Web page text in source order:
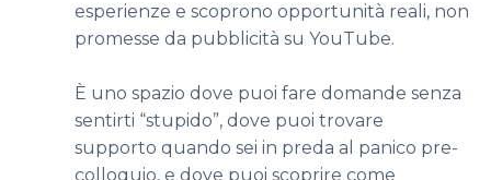
esperienze e scoprono opportunità reali, non
promesse da pubblicità su YouTube.
È uno spazio dove puoi fare domande senza
sentirti “stupido”, dove puoi trovare
supporto quando sei in preda al panico pre-
colloquio, e dove puoi scoprire come